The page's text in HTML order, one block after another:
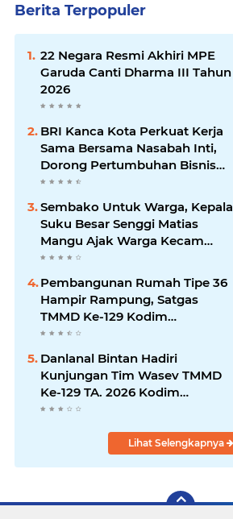
Berita Terpopuler
22 Negara Resmi Akhiri MPE
Garuda Canti Dharma III Tahun
2026
BRI Kanca Kota Perkuat Kerja
Sama Bersama Nasabah Inti,
Dorong Pertumbuhan Bisnis
Berkelanjutan
Sembako Untuk Warga, Kepala
Suku Besar Senggi Matias
Mangu Ajak Warga Kecam
Pembunuhan Warga Sipil di
Yahukimo
Pembangunan Rumah Tipe 36
Hampir Rampung, Satgas
TMMD Ke-129 Kodim
1807/Sorong Selatan Wujudkan
Hunian Layak bagi Warga
Danlanal Bintan Hadiri
Kunjungan Tim Wasev TMMD
Ke-129 TA. 2026 Kodim
0315/Tanjungpinang
Lihat Selengkapnya